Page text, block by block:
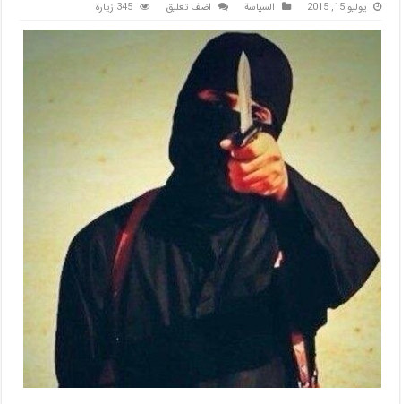
يوليو 15, 2015 السیاسة اضف تعليق 345 زيارة